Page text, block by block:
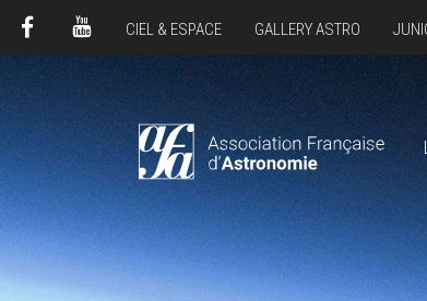
FACEBOOK
CIEL & ESPACE GALLERY ASTRO